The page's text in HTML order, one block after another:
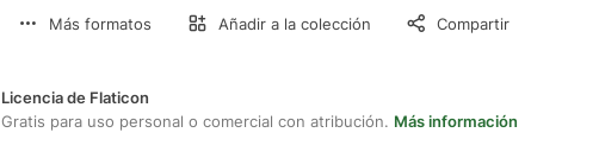
Más formatos Añadir a la colección Compartir
Licencia de Flaticon
Gratis para uso personal o comercial con atribución. Más información